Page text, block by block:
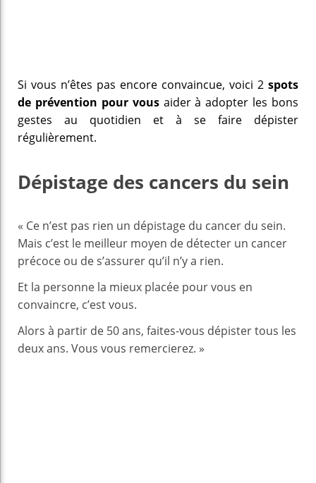
Si vous n’êtes pas encore convaincue, voici 2 spots
de prévention pour vous aider à adopter les bons
gestes au quotidien et à se faire dépister
régulièrement.
Dépistage des cancers du sein
« Ce n’est pas rien un dépistage du cancer du sein.
Mais c’est le meilleur moyen de détecter un cancer
précoce ou de s’assurer qu’il n’y a rien.
Et la personne la mieux placée pour vous en
convaincre, c’est vous.
Alors à partir de 50 ans, faites-vous dépister tous les
deux ans. Vous vous remercierez. »